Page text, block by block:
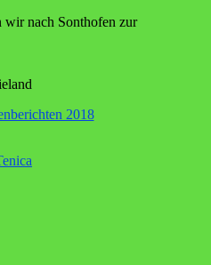
wir nach Sonthofen zur
2018